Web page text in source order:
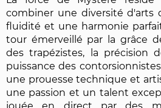
combiner une diversité d'arts
fluidité et une harmonie
tour émerveillé par la grâce
des trapézistes, la précision
puissance des
une prouesse technique et
une passion et un talent